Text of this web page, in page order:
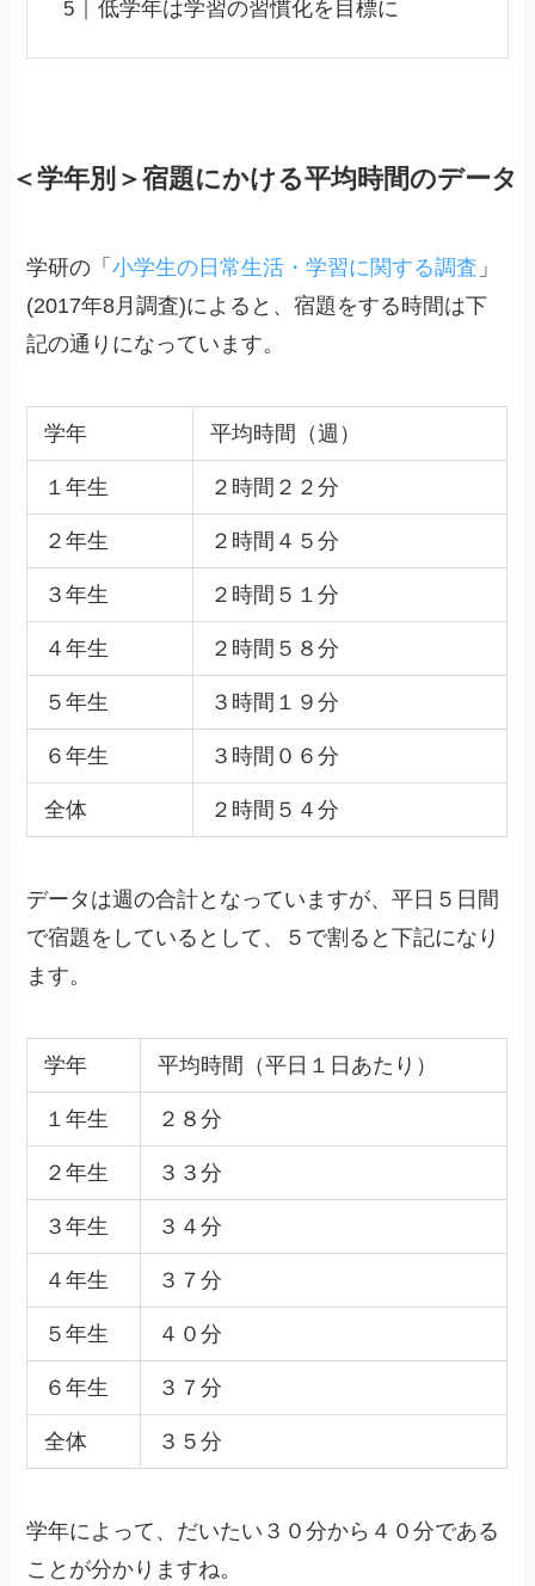
低学年は学習の習慣化を目標に
＜学年別＞宿題にかける平均時間のデータ
学研の「小学生の日常生活・学習に関する調査 」
(2017年8月調査)によると、宿題をする時間は下
記の通りになっています。
学年 平均時間（週）
１年生 ２時間２２分
２年生 ２時間４５分
３年生 ２時間５１分
４年生 ２時間５８分
５年生 ３時間１９分
６年生 ３時間０６分
全体 ２時間５４分
データは週の合計となっていますが、平日５日間
で宿題をしているとして、５で割ると下記になり
ます。
学年 平均時間（平日１日あたり）
１年生 ２８分
２年生 ３３分
３年生 ３４分
４年生 ３７分
５年生 ４０分
６年生 ３７分
全体 ３５分
学年によって、だいたい３０分から４０分である
ことが分かりますね。